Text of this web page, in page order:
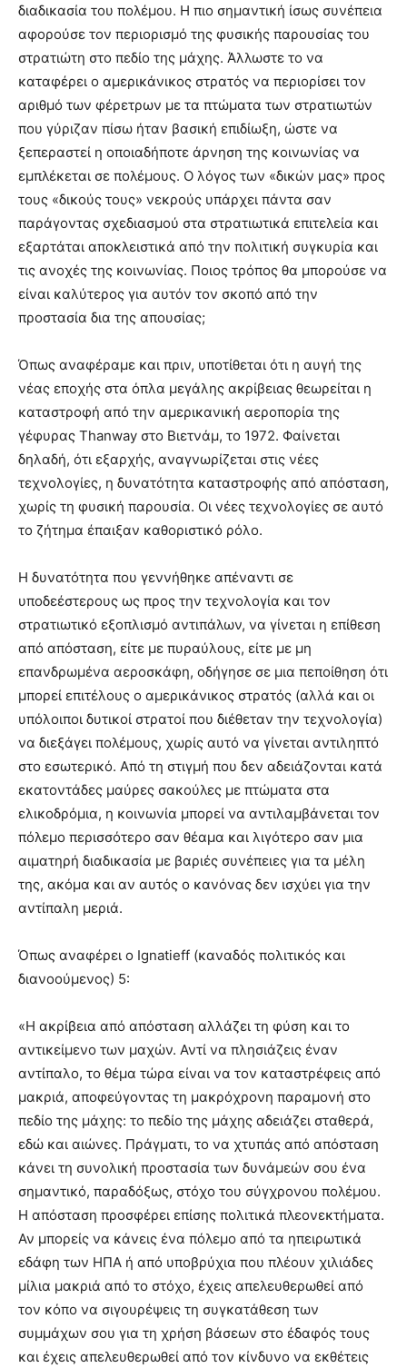
διαδικασία του πολέμου. Η πιο σημαντική ίσως συνέπεια
αφορούσε τον περιορισμό της φυσικής παρουσίας του
στρατιώτη στο πεδίο της μάχης. Άλλωστε το να
καταφέρει ο αμερικάνικος στρατός να περιορίσει τον
αριθμό των φέρετρων με τα πτώματα των στρατιωτών
που γύριζαν πίσω ήταν βασική επιδίωξη, ώστε να
ξεπεραστεί η οποιαδήποτε άρνηση της κοινωνίας να
εμπλέκεται σε πολέμους. Ο λόγος των «δικών μας» προς
τους «δικούς τους» νεκρούς υπάρχει πάντα σαν
παράγοντας σχεδιασμού στα στρατιωτικά επιτελεία και
εξαρτάται αποκλειστικά από την πολιτική συγκυρία και
τις ανοχές της κοινωνίας. Ποιος τρόπος θα μπορούσε να
είναι καλύτερος για αυτόν τον σκοπό από την
προστασία δια της απουσίας;
Όπως αναφέραμε και πριν, υποτίθεται ότι η αυγή της
νέας εποχής στα όπλα μεγάλης ακρίβειας θεωρείται η
καταστροφή από την αμερικανική αεροπορία της
γέφυρας Thanway στο Βιετνάμ, το 1972. Φαίνεται
δηλαδή, ότι εξαρχής, αναγνωρίζεται στις νέες
τεχνολογίες, η δυνατότητα καταστροφής από απόσταση,
χωρίς τη φυσική παρουσία. Οι νέες τεχνολογίες σε αυτό
το ζήτημα έπαιξαν καθοριστικό ρόλο.
Η δυνατότητα που γεννήθηκε απέναντι σε
υποδεέστερους ως προς την τεχνολογία και τον
στρατιωτικό εξοπλισμό αντιπάλων, να γίνεται η επίθεση
από απόσταση, είτε με πυραύλους, είτε με μη
επανδρωμένα αεροσκάφη, οδήγησε σε μια πεποίθηση ότι
μπορεί επιτέλους ο αμερικάνικος στρατός (αλλά και οι
υπόλοιποι δυτικοί στρατοί που διέθεταν την τεχνολογία)
να διεξάγει πολέμους, χωρίς αυτό να γίνεται αντιληπτό
στο εσωτερικό. Από τη στιγμή που δεν αδειάζονται κατά
εκατοντάδες μαύρες σακούλες με πτώματα στα
ελικοδρόμια, η κοινωνία μπορεί να αντιλαμβάνεται τον
πόλεμο περισσότερο σαν θέαμα και λιγότερο σαν μια
αιματηρή διαδικασία με βαριές συνέπειες για τα μέλη
της, ακόμα και αν αυτός ο κανόνας δεν ισχύει για την
αντίπαλη μεριά.
Όπως αναφέρει o Ignatieff (καναδός πολιτικός και
διανοούμενος) 5:
«Η ακρίβεια από απόσταση αλλάζει τη φύση και το
αντικείμενο των μαχών. Αντί να πλησιάζεις έναν
αντίπαλο, το θέμα τώρα είναι να τον καταστρέφεις από
μακριά, αποφεύγοντας τη μακρόχρονη παραμονή στο
πεδίο της μάχης: το πεδίο της μάχης αδειάζει σταθερά,
εδώ και αιώνες. Πράγματι, το να χτυπάς από απόσταση
κάνει τη συνολική προστασία των δυνάμεών σου ένα
σημαντικό, παραδόξως, στόχο του σύγχρονου πολέμου.
Η απόσταση προσφέρει επίσης πολιτικά πλεονεκτήματα.
Αν μπορείς να κάνεις ένα πόλεμο από τα ηπειρωτικά
εδάφη των ΗΠΑ ή από υποβρύχια που πλέουν χιλιάδες
μίλια μακριά από το στόχο, έχεις απελευθερωθεί από
τον κόπο να σιγουρέψεις τη συγκατάθεση των
συμμάχων σου για τη χρήση βάσεων στο έδαφός τους
και έχεις απελευθερωθεί από τον κίνδυνο να εκθέτεις